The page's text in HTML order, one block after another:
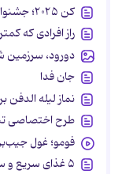
کن ۲۰۲۵؛ جشنواره‌ای علیه خانواده
راز افرادی که
دورود،
جان فدا
نماز لیله
طرح اختصاصی
فومو؛ غول
۵ غذای سریع و سالم برای طبیعت‌گردی